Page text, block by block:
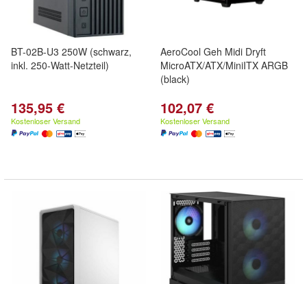
BT-02B-U3 250W (schwarz,
inkl. 250-Watt-Netzteil)
135,95 €
Kostenloser Versand
AeroCool Geh Midi Dryft
MicroATX/ATX/MiniITX ARGB
(black)
102,07 €
Kostenloser Versand